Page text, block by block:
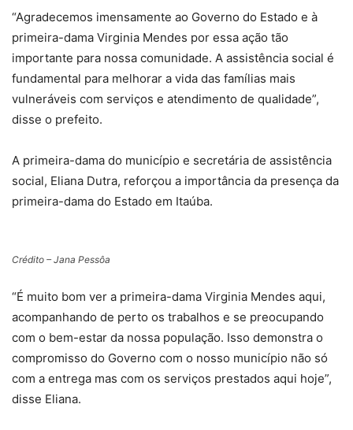
“Agradecemos imensamente ao Governo do Estado e à
primeira-dama Virginia Mendes por essa ação tão
importante para nossa comunidade. A assistência social é
fundamental para melhorar a vida das famílias mais
vulneráveis com serviços e atendimento de qualidade”,
disse o prefeito.
A primeira-dama do município e secretária de assistência
social, Eliana Dutra, reforçou a importância da presença da
primeira-dama do Estado em Itaúba.
Crédito – Jana Pessôa
“É muito bom ver a primeira-dama Virginia Mendes aqui,
acompanhando de perto os trabalhos e se preocupando
com o bem-estar da nossa população. Isso demonstra o
compromisso do Governo com o nosso município não só
com a entrega mas com os serviços prestados aqui hoje”,
disse Eliana.